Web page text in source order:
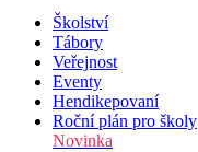
Školství
Tábory
Veřejnost
Eventy
Hendikepovaní
Roční plán pro školy
Novinka